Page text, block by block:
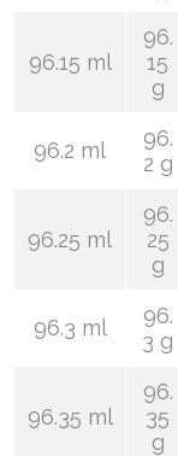
96.15 ml
96.
15
g
96.2 ml
96.
2 g
96.25 ml
96.
25
g
96.3 ml
96.
3 g
96.35 ml
96.
35
g